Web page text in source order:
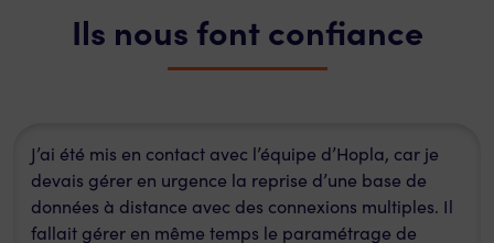
Ils nous font confiance
J’ai été mis en contact avec l’équipe d’Hopla, car je
devais gérer en urgence la reprise d’une base de
données à distance avec des connexions multiples. Il
fallait gérer en même temps le paramétrage de